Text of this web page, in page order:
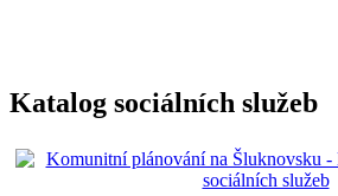
Katalog sociálních služeb